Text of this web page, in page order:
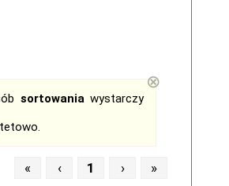
sortowaniawystarczy
⊗
« ‹ 1 › »